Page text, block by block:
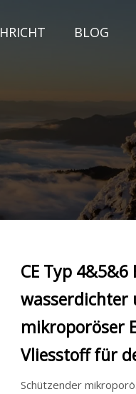
BLOG
CE Typ
wasserdichter
mikroporöser
Vliesstoff für
Schützender